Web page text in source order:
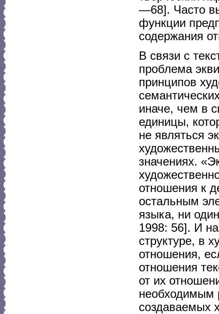
—68]. Часто
функции
содержания
В связи с
проблема
принципов
иначе, чем в
единицы,
не являться
значениях.
отношения к
остальным
языка, ни
1998: 56]. И
структуре, в
отношения,
отношения
от их
необходимым
создаваемых